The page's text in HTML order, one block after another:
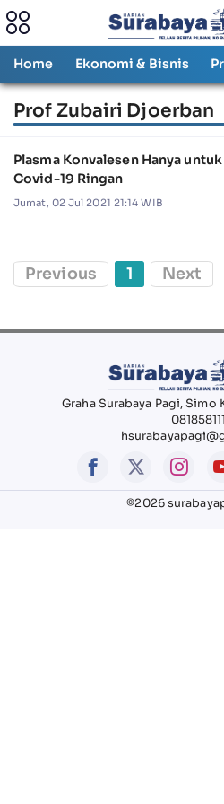
Home Ekonomi & Bisnis
Prof Zubairi Djoerban
Plasma Konvalesen Hanya
Covid-19 Ringan
Jumat, 02 Jul 2021 21:14 WIB
Previous 1 Next
Graha Surabaya Pagi, Simo
©2026